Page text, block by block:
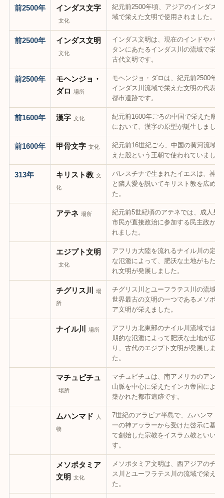
前2500年 インダス文字
文化
紀元前2500年頃、アジアのインダス
域で栄えた文明で使用されました。
前2500年 インダス文明
文化
インダス文明は、現在のインドやパキ
タンにあたるインダス川の流域で栄え
古代文明です。
前2500年
モヘンジョ・
ダロ 場所
モヘンジョ・ダロは、紀元前2500年
インダス川流域で栄えた文明の代表的
都市遺跡です。
前1600年 漢字 文化
紀元前1600年ごろの中国で栄えた殷
において、漢字の原型が誕生しました
前1600年 甲骨文字 文化
紀元前16世紀ごろ、中国の黄河流域
えた殷という王朝で使われていました
313年 キリスト教 文
化
パレスチナで生まれたイエスは、神の
と隣人愛を説いてキリスト教を広めま
た。
アテネ 場所
紀元前5世紀頃のアテネでは、成人男
市民が直接政治に参加する民主政が行
れました。
エジプト文明
文化
アフリカ大陸を流れるナイル川の定期
な氾濫によって、肥沃な土地がもたら
れ文明が発展しました。
チグリス川
場
所
チグリス川とユーフラテス川の流域で
世界最古の文明の一つであるメソポタ
ア文明が栄えました。
ナイル川 場所
アフリカ北東部のナイル川流域では、
期的な氾濫によって肥沃な土地が広が
り、古代のエジプト文明が発展しまし
た。
マチュピチュ
場所
マチュピチュは、南アメリカのアンデ
山脈を中心に栄えたインカ帝国によっ
築かれた都市遺跡です。
ムハンマド
人
物
7世紀のアラビア半島で、ムハンマド
一の神アッラーから受けた啓示に基づ
て創始した宗教をイスラム教といいま
す。
メソポタミア
文明 文化
メソポタミア文明は、西アジアのチグ
ス川とユーフラテス川の流域で栄えま
た。